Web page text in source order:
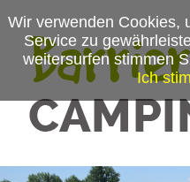
Wir verwenden Cookies,
Service zu
weitersurfen stimmen
Ich